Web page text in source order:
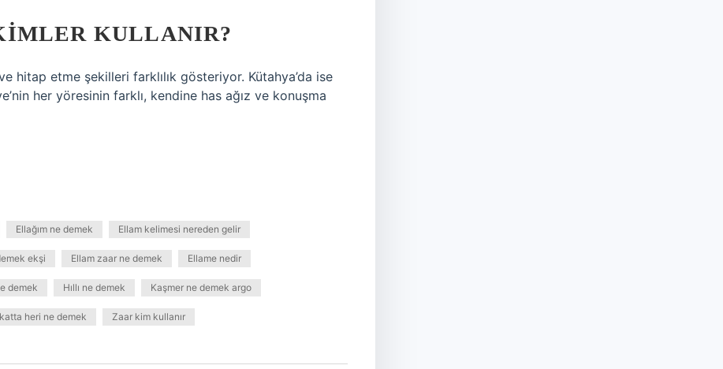
KULLANIR?
hitap etme şekilleri farklılık gösteriyor. Kütahya’da ise
her yöresinin farklı, kendine has ağız ve konuşma
Ellağım ne demek Ellam kelimesi nereden gelir
ekşi Ellam zaar ne demek Ellame nedir
demek Hıllı ne demek Kaşmer ne demek argo
heri ne demek Zaar kim kullanır